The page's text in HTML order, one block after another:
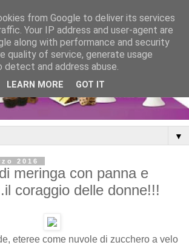
▼
2016
meringa con panna e
coraggio delle donne!!!
eteree come nuvole di zucchero a velo
from Google to deliver its services
Your IP address and user-agent are
along with performance and security
quality of service, generate usage
and address abuse.
LEARN MORE GOT IT